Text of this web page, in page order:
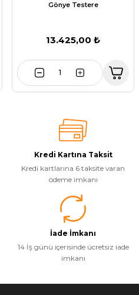
Gönye Testere
13.425,00 ₺
Kredi Kartına Taksit
Kredi kartlarına 6 taksite varan
ödeme imkanı
İade İmkanı
14 İş günü içerisinde ücretsiz iade
imkanı